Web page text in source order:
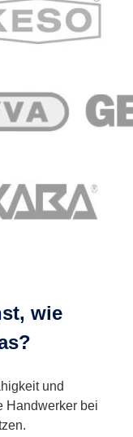
wie
und
Handwerker bei